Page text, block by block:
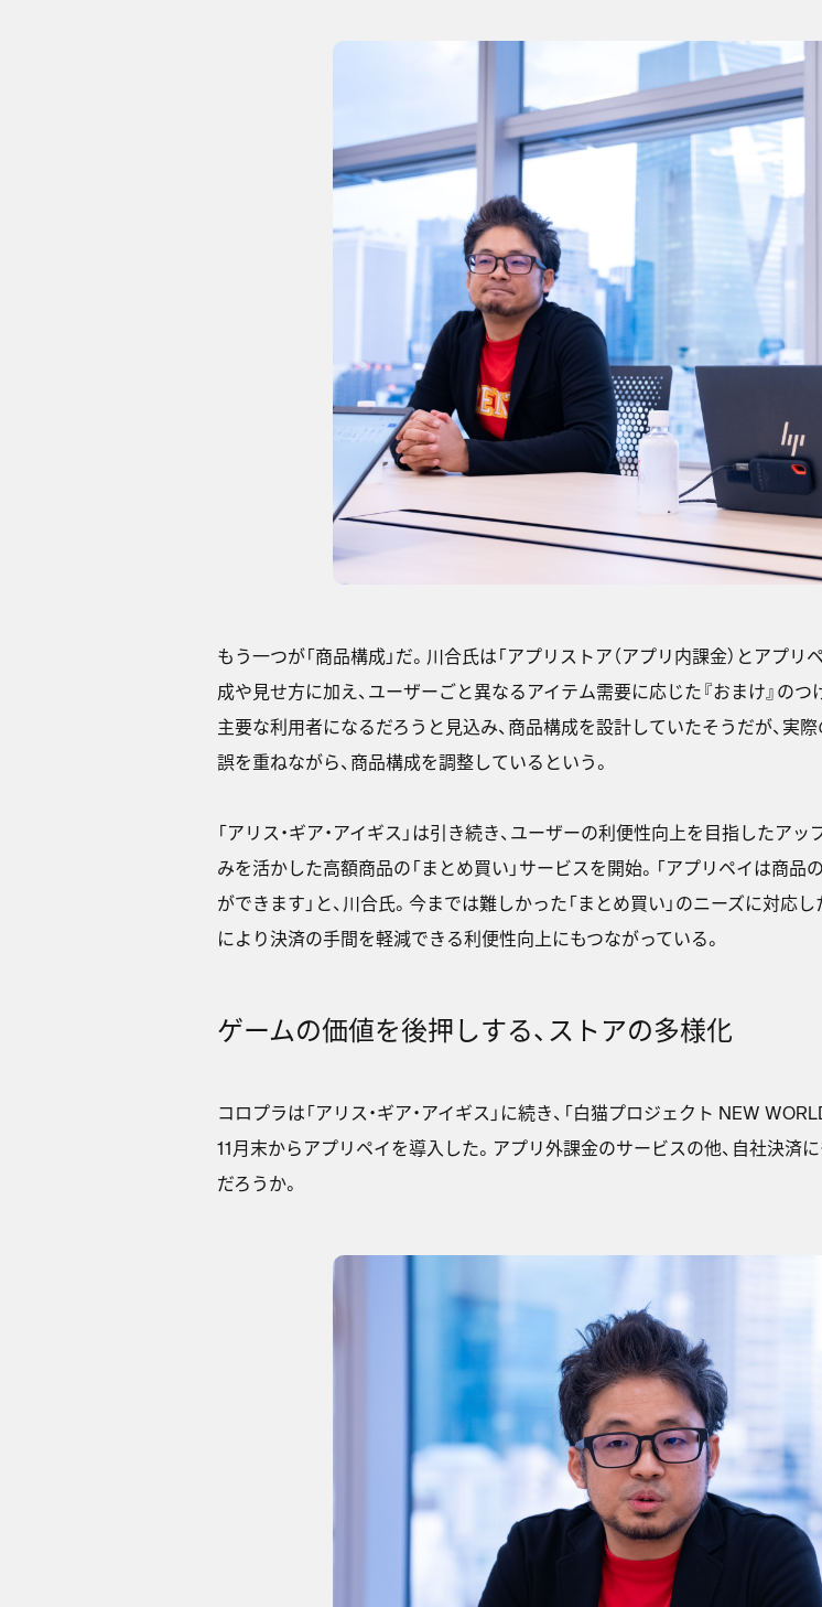
もう一つが「商品構成」だ。川合氏は「アプリストア（アプリ内課金）とアプ
成や見せ方に加え、ユーザーごと異なるアイテム需要に応じた『おまけ』の
主要な利用者になるだろうと見込み、商品構成を設計していたそうだが、実
誤を重ねながら、商品構成を調整しているという。
「アリス・ギア・アイギス」は引き続き、ユーザーの利便性向上を目指した
みを活かした高額商品の「まとめ買い」サービスを開始。「アプリペイは商
ができます」と、川合氏。今までは難しかった「まとめ買い」のニーズに対応
により決済の手間を軽減できる利便性向上にもつながっている。
ゲームの価値を後押しする、ストアの多様化
コロプラは「アリス・ギア・アイギス」に続き、「白猫プロジェクト NEW
11月末からアプリペイを導入した。アプリ外課金のサービスの他、自社決
だろうか。